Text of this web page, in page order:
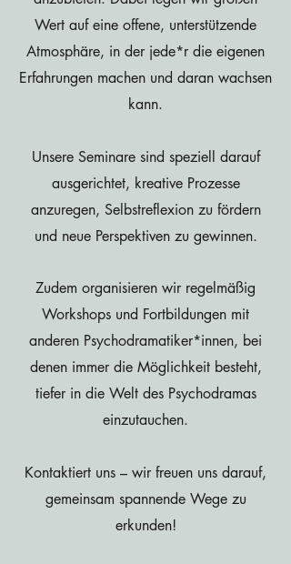
Wert auf eine offene, unterstützende
Atmosphäre, in der jede*r die eigenen
Erfahrungen machen und daran wachsen
kann.
Unsere Seminare sind speziell darauf
ausgerichtet, kreative Prozesse
anzuregen, Selbstreflexion zu fördern
und neue Perspektiven zu gewinnen.
Zudem organisieren wir regelmäßig
Workshops und Fortbildungen mit
anderen Psychodramatiker*innen, bei
denen immer die Möglichkeit besteht,
tiefer in die Welt des Psychodramas
einzutauchen.
Kontaktiert uns – wir freuen uns darauf,
gemeinsam spannende Wege zu
erkunden!